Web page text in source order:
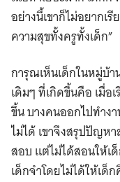
อย่างนี้เขาก็ไม่อยากเ
ความสุขทั้งครูทั้งเด็ก”
การุณเห็นเด็กในหมู่บ้
เดิมๆ ที่เกิดขึ้นคือ เมื่อ
ขึ้น บางคนออกไปทำง
ไม่ได้ เขาจึงสรุปปัญห
สอบ แต่ไม่ได้สอนให้เ
เด็กจำโดยไม่ได้ให้เด็